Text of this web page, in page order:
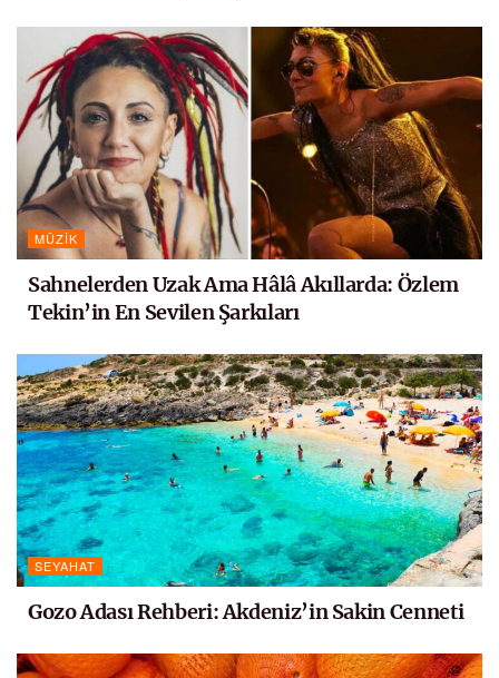
MÜZIK
Sahnelerden Uzak Ama Hâlâ Akıllarda: Özlem
Tekin’in En Sevilen Şarkıları
SEYAHAT
Gozo Adası Rehberi: Akdeniz’in Sakin Cenneti